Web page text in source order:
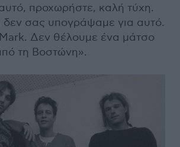
προχωρήστε, καλή τύχη.
δεν σας υπογράψαμε για αυτό.
Δεν θέλουμε ένα μάτσο
τη Βοστώνη».